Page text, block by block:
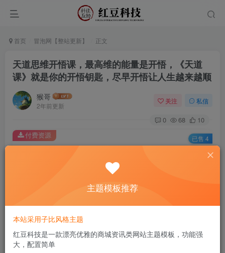
首页 冒泡网【整站更新】 正文
天道思维开悟课，最高维的能量是开悟，《天道
课》就是你的开悟钥匙，尽早开悟让人生越来越顺
猴哥
2年前更新
关注 私信
0 68 10
此内容为付费资源，请付费后查看
￥9.9
您当前未登录！建议登陆后购买，可保存购买订单
付费资源 已售 4
主题模板推荐
本站采用子比风格主题
红豆科技是一款漂亮优雅的商城资讯类网站主题模板，功能强
大，配置简单